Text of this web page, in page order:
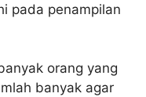
pada penampilan
orang yang
banyak agar